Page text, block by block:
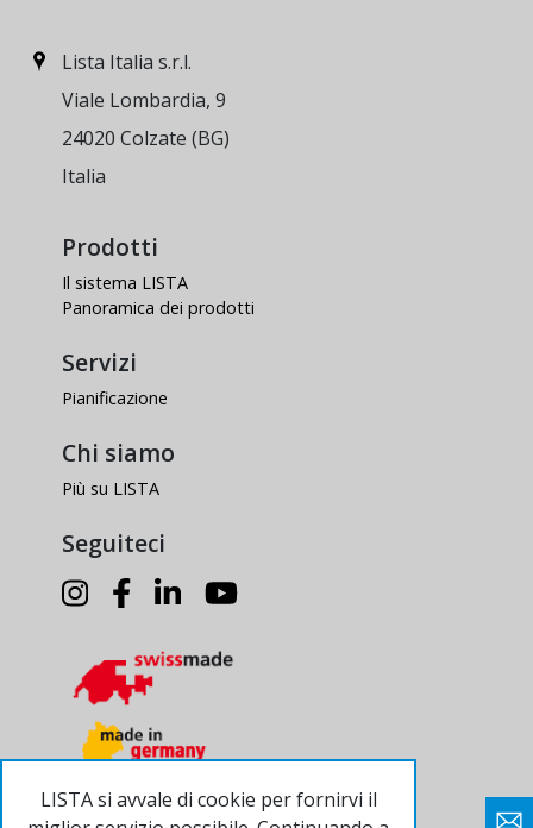
LISTA si avvale di cookie per fornirvi il
Lista Italia s.r.l.
Viale Lombardia, 9
24020 Colzate (BG)
Italia
Prodotti
Il sistema LISTA
Panoramica dei prodotti
Servizi
Pianificazione
Chi siamo
Più su LISTA
Seguiteci